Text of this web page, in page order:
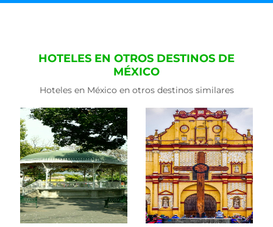
HOTELES EN OTROS DESTINOS DE
MÉXICO
Hoteles en México en otros destinos similares